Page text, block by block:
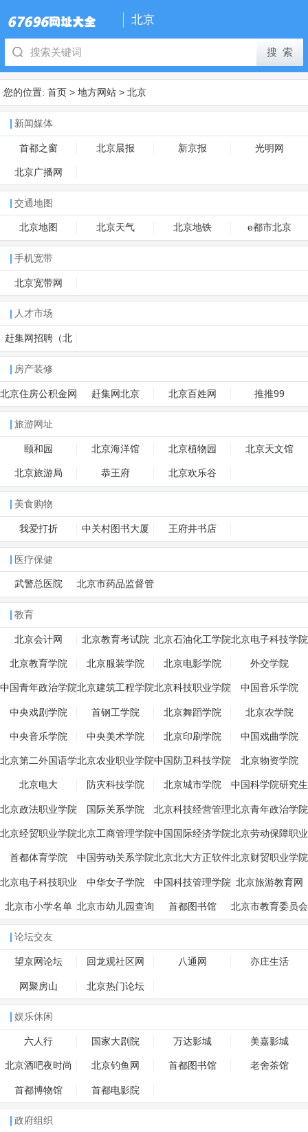
北京
您的位置: 首页 > 地方网站 > 北京
新闻媒体
首都之窗 北京晨报 新京报 光明网
北京广播网
交通地图
北京地图 北京天气 北京地铁 e都市北京
手机宽带
北京宽带网
人才市场
赶集网招聘（北
京）
房产装修
北京住房公积金网 赶集网北京 北京百姓网 推推99
旅游网址
颐和园 北京海洋馆 北京植物园 北京天文馆
北京旅游局 恭王府 北京欢乐谷
美食购物
我爱打折 中关村图书大厦 王府井书店
医疗保健
武警总医院 北京市药品监督管
教育
北京会计网 北京教育考试院 北京石油化工学院北京电子科技学院
北京教育学院 北京服装学院 北京电影学院 外交学院
中国青年政治学院北京建筑工程学院北京科技职业学院 中国音乐学院
中央戏剧学院 首钢工学院 北京舞蹈学院 北京农学院
中央音乐学院 中央美术学院 北京印刷学院 中国戏曲学院
北京第二外国语学
院
北京农业职业学院中国防卫科技学院 北京物资学院
北京电大 防灾科技学院 北京城市学院 中国科学院研究生
院
北京政法职业学院 国际关系学院 北京科技经营管理
学院
北京青年政治学院
北京经贸职业学院北京工商管理学院中国国际经济学院北京劳动保障职业
学院
首都体育学院 中国劳动关系学院北京北大方正软件
技术学院
北京财贸职业学院
北京电子科技职业
学院
中华女子学院 中国科技管理学院 北京旅游教育网
北京市小学名单 北京市幼儿园查询 首都图书馆 北京市教育委员会
论坛交友
望京网论坛 回龙观社区网 八通网 亦庄生活
网聚房山 北京热门论坛
娱乐休闲
六人行 国家大剧院 万达影城 美嘉影城
北京酒吧夜时尚 北京钓鱼网 首都图书馆 老舍茶馆
首都博物馆 首都电影院
政府组织